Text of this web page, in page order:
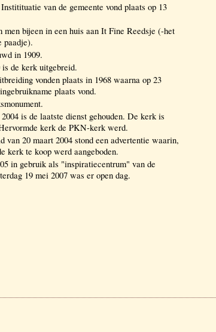
van de gemeente vond plaats op 13
bijeen in een huis aan It Fine Reedsje (-het
paadje).
in 1909.
de kerk uitgebreid.
vonden plaats in 1968 waarna op 23
plaats vond.
is de laatste dienst gehouden. De kerk is
kerk de PKN-kerk werd.
van 20 maart 2004 stond een advertentie waarin,
kerk te koop werd aangeboden.
in gebruik als "inspiratiecentrum" van de
19 mei 2007 was er open dag.